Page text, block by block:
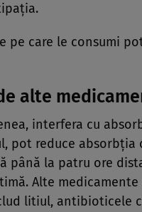
care le consumi
alte
interfera cu
pot reduce absorbția
până la patru ore
Alte
litiul, antibioticele